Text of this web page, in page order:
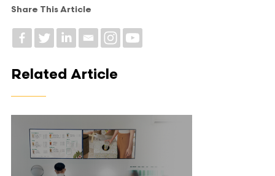
Share This Article
Related Article